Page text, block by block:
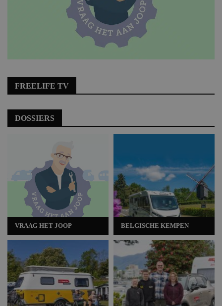
FREELIFE TV
DOSSIERS
VRAAG HET JOOP BELGISCHE KEMPEN